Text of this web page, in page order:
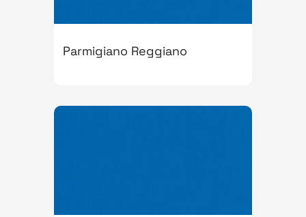
Parmigiano Reggiano